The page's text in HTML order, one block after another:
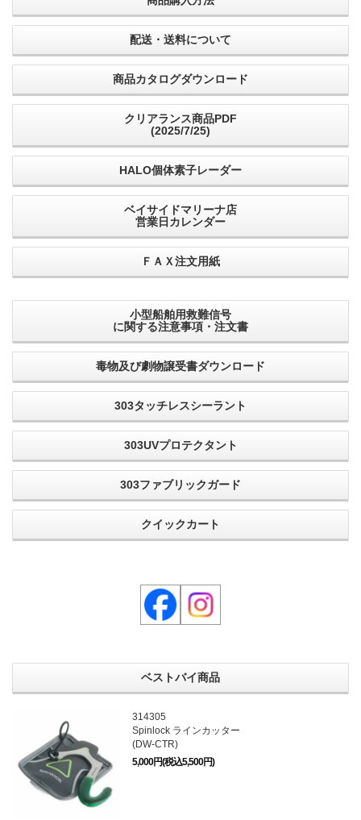
配送・送料について
商品カタログダウンロード
クリアランス商品PDF
(2025/7/25)
HALO個体素子レーダー
ベイサイドマリーナ店
営業日カレンダー
ＦＡＸ注文用紙
小型船舶用救難信号
に関する注意事項・注文書
毒物及び劇物譲受書ダウンロード
303タッチレスシーラント
303UVプロテクタント
303ファブリックガード
クイックカート
ベストバイ商品
314305
Spinlock ラインカッター
(DW-CTR)
5,000円(税込5,500円)